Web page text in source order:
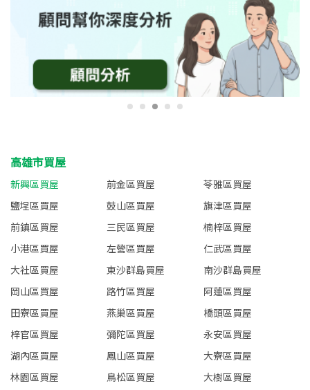
高雄市買屋
新興區買屋 前金區買屋
苓雅區買屋
鹽埕區買屋
鼓山區買屋
旗津區買屋
前鎮區買屋
三民區買屋
楠梓區買屋
小港區買屋
左營區買屋
仁武區買屋
大社區買屋
東沙群島買屋
南沙群島買屋
岡山區買屋
路竹區買屋
阿蓮區買屋
田寮區買屋
燕巢區買屋
橋頭區買屋
梓官區買屋
彌陀區買屋
永安區買屋
湖內區買屋
鳳山區買屋
大寮區買屋
林園區買屋
鳥松區買屋
大樹區買屋